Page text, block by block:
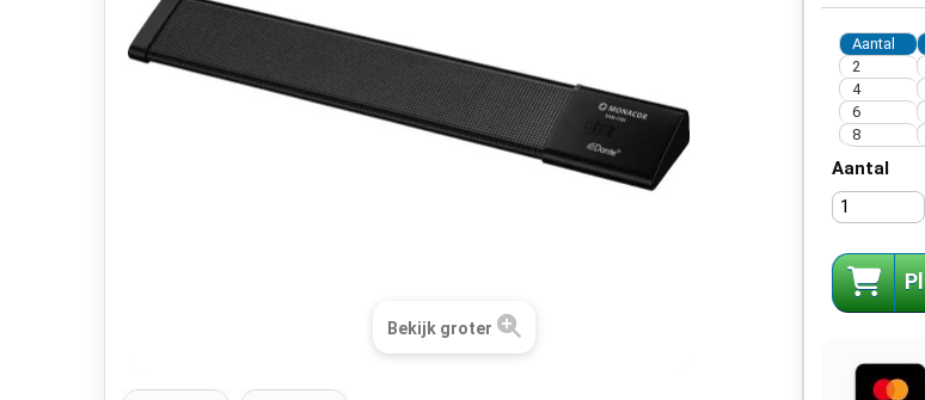
Bekijk groter
Aantal
2
4
6
8
Aantal